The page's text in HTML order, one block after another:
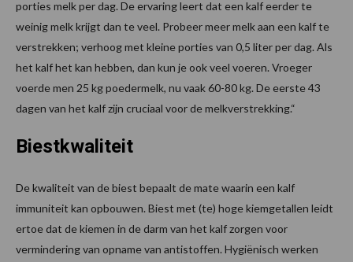
porties melk per dag. De ervaring leert dat een kalf eerder te
weinig melk krijgt dan te veel. Probeer meer melk aan een kalf te
verstrekken; verhoog met kleine porties van 0,5 liter per dag. Als
het kalf het kan hebben, dan kun je ook veel voeren. Vroeger
voerde men 25 kg poedermelk, nu vaak 60-80 kg. De eerste 43
dagen van het kalf zijn cruciaal voor de melkverstrekking.“
Biestkwaliteit
De kwaliteit van de biest bepaalt de mate waarin een kalf
immuniteit kan opbouwen. Biest met (te) hoge kiemgetallen leidt
ertoe dat de kiemen in de darm van het kalf zorgen voor
vermindering van opname van antistoffen. Hygiënisch werken